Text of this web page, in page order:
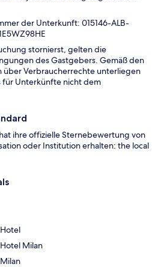
der Unterkunft: 015146-ALB-
stornierst, gelten die
des Gastgebers. Gemäß den
über Verbraucherrechte unterliegen
für Unterkünfte nicht dem
ihre offizielle Sternebewertung von
oder Institution erhalten: the local
Milan